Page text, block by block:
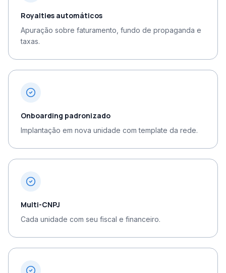
Royalties automáticos
Apuração sobre faturamento, fundo de propaganda e
taxas.
Onboarding padronizado
Implantação em nova unidade com template da rede.
Multi-CNPJ
Cada unidade com seu fiscal e financeiro.